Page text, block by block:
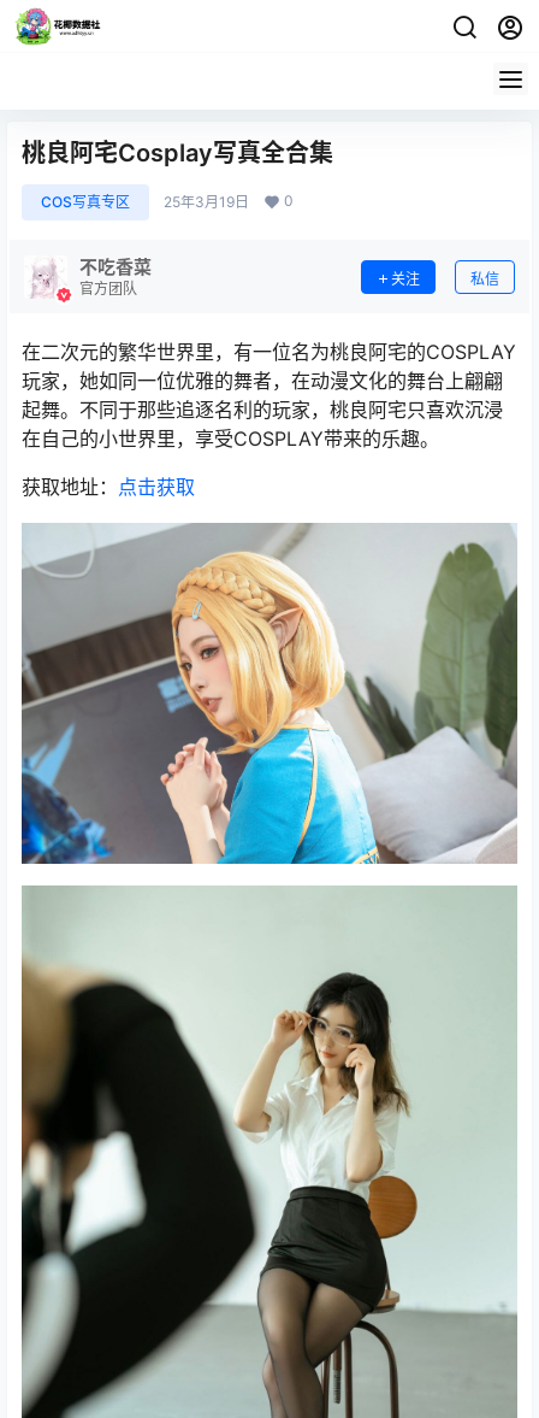
桃良阿宅Cosplay写真全合集
COS写真专区 25年3月19日 0
不吃香菜
官方团队
关注 私信
在二次元的繁华世界里，有一位名为桃良阿宅的COSPLAY
玩家，她如同一位优雅的舞者，在动漫文化的舞台上翩翩
起舞。不同于那些追逐名利的玩家，桃良阿宅只喜欢沉浸
在自己的小世界里，享受COSPLAY带来的乐趣。
获取地址： 点击获取